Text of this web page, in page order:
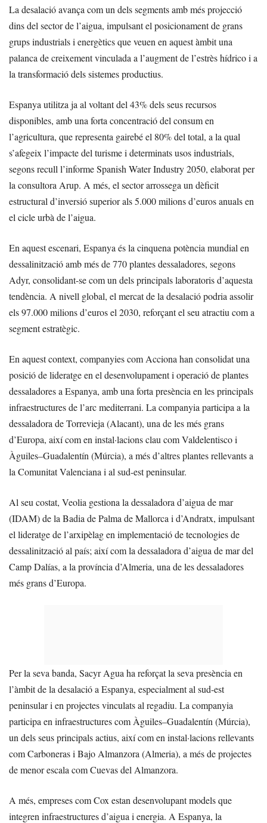
La desalació avança com un dels segments amb més projecció
dins del sector de l’aigua, impulsant el posicionament de grans
grups industrials i energètics que veuen en aquest àmbit una
palanca de creixement vinculada a l’augment de l’estrès hídrico i a
la transformació dels sistemes productius.
Espanya utilitza ja al voltant del 43% dels seus recursos
disponibles, amb una forta concentració del consum en
l’agricultura, que representa gairebé el 80% del total, a la qual
s’afegeix l’impacte del turisme i determinats usos industrials,
segons recull l’informe Spanish Water Industry 2050, elaborat per
la consultora Arup. A més, el sector arrossega un dèficit
estructural d’inversió superior als 5.000 milions d’euros anuals en
el cicle urbà de l’aigua.
En aquest escenari, Espanya és la cinquena potència mundial en
dessalinització amb més de 770 plantes dessaladores, segons
Adyr, consolidant-se com un dels principals laboratoris d’aquesta
tendència. A nivell global, el mercat de la desalació podria assolir
els 97.000 milions d’euros el 2030, reforçant el seu atractiu com a
segment estratègic.
En aquest context, companyies com Acciona han consolidat una
posició de lideratge en el desenvolupament i operació de plantes
dessaladores a Espanya, amb una forta presència en les principals
infraestructures de l’arc mediterrani. La companyia participa a la
dessaladora de Torrevieja (Alacant), una de les més grans
d’Europa, així com en instal·lacions clau com Valdelentisco i
Àguiles–Guadalentín (Múrcia), a més d’altres plantes rellevants a
la Comunitat Valenciana i al sud-est peninsular.
Al seu costat, Veolia gestiona la dessaladora d’aigua de mar
(IDAM) de la Badia de Palma de Mallorca i d’Andratx, impulsant
el lideratge de l’arxipèlag en implementació de tecnologies de
dessalinització al país; així com la dessaladora d’aigua de mar del
Camp Dalías, a la província d’Almeria, una de les dessaladores
més grans d’Europa.
Per la seva banda, Sacyr Agua ha reforçat la seva presència en
l’àmbit de la desalació a Espanya, especialment al sud-est
peninsular i en projectes vinculats al regadiu. La companyia
participa en infraestructures com Àguiles–Guadalentín (Múrcia),
un dels seus principals actius, així com en instal·lacions rellevants
com Carboneras i Bajo Almanzora (Almeria), a més de projectes
de menor escala com Cuevas del Almanzora.
A més, empreses com Cox estan desenvolupant models que
integren infraestructures d’aigua i energia. A Espanya, la